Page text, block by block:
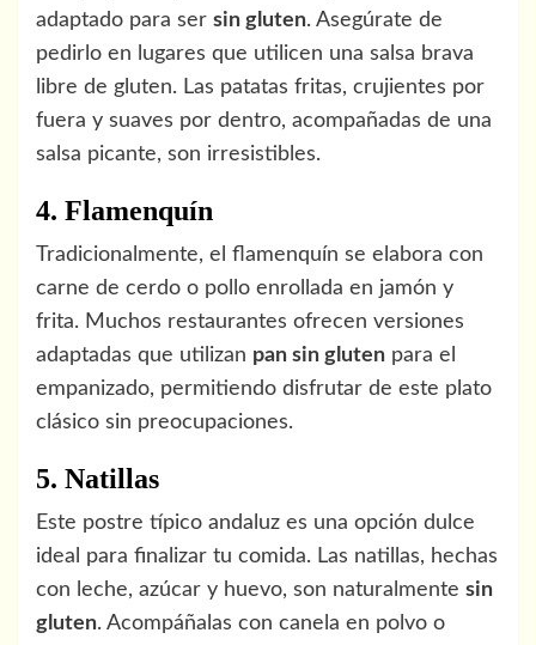
adaptado para ser sin gluten. Asegúrate de
pedirlo en lugares que utilicen una salsa brava
libre de gluten. Las patatas fritas, crujientes por
fuera y suaves por dentro, acompañadas de una
salsa picante, son irresistibles.
4. Flamenquín
Tradicionalmente, el flamenquín se elabora con
carne de cerdo o pollo enrollada en jamón y
frita. Muchos restaurantes ofrecen versiones
adaptadas que utilizan pan sin gluten para el
empanizado, permitiendo disfrutar de este plato
clásico sin preocupaciones.
5. Natillas
Este postre típico andaluz es una opción dulce
ideal para finalizar tu comida. Las natillas, hechas
con leche, azúcar y huevo, son naturalmente sin
gluten. Acompáñalas con canela en polvo o